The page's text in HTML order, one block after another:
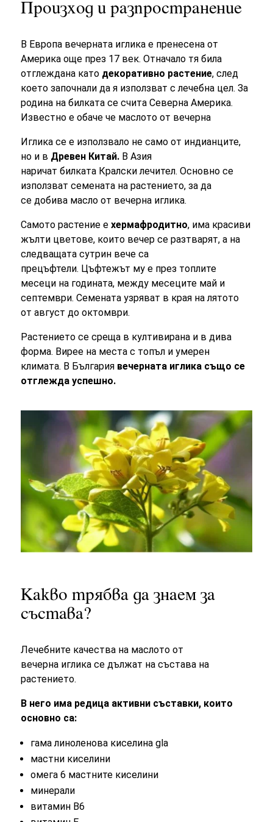
Произход и разпространение
В Европа вечерната иглика е пренесена от
Америка още през 17 век. Отначало тя била
отглеждана като декоративно растение, след
което започнали да я използват с лечебна цел. За
родина на билката се счита Северна Америка.
Известно е обаче че маслото от вечерна
Иглика се е използвало не само от индианците,
но и в Древен Китай. В Азия
наричат билката Кралски лечител. Основно се
използват семената на растението, за да
се добива масло от вечерна иглика.
Самото растение ехермафродитно, има красиви
жълти цветове, които вечер се разтварят, а на
следващата сутрин вече са
прецъфтели. Цъфтежът му е през топлите
месеци на годината, между месеците май и
септември. Семената узряват в края на лятото
от август до октомври.
Растението се среща в култивирана и в дива
форма. Вирее на места с топъл и умерен
климата. В България вечерната иглика също се
отглежда успешно.
Какво трябва да знаем за
състава?
Лечебните качества на маслото от
вечерна иглика се дължат на състава на
растението.
В него има редица активни съставки, които
основно са:
гама линоленова киселина gla
мастни киселини
омега 6 мастните киселини
минерали
витамин В6